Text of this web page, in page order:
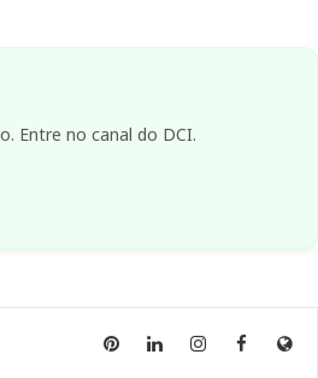
Entre no canal do DCI.
AnnyAnnyAnnyAnnySite